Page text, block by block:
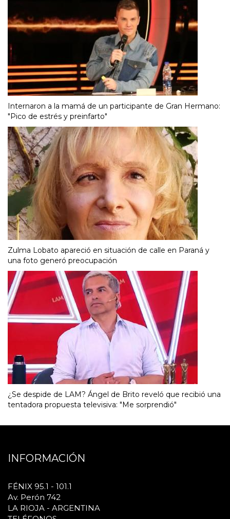
Internaron a la mamá de un participante de Gran Hermano:
"Pico de estrés y preinfarto"
Zulma Lobato apareció en situación de calle en Paraná y
una foto generó preocupación
¿Se despide de LAM? Ángel de Brito reveló que recibió una
tentadora propuesta televisiva: "Me sorprendió"
INFORMACIÓN
FÉNIX 95.1 - 101.1
Av. Perón 742
LA RIOJA - ARGENTINA